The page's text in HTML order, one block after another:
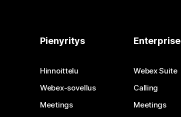
Pienyritys
Hinnoittelu
Webex-sovellus
Meetings
Enterprise
Webex Suite
Calling
Meetings